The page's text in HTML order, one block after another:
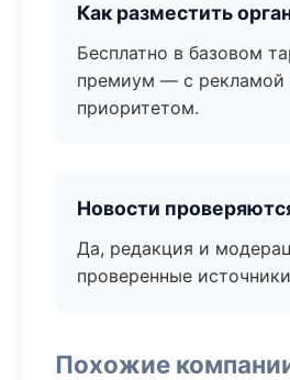
Как разместить
Бесплатно в базовом
премиум — с рекламой
приоритетом.
Новости
Да, редакция и
проверенные
Похожие